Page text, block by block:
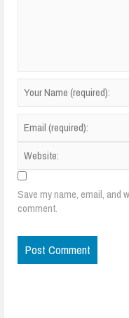
Save my name, email, and
comment.